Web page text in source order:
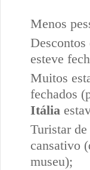
Menos
Descontos
esteve
Muitos
fechados
Itália
Turistar
cansativo
museu);